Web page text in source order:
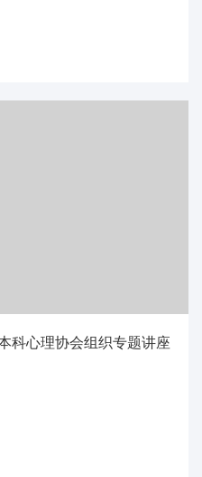
科心理协会组织专题讲座